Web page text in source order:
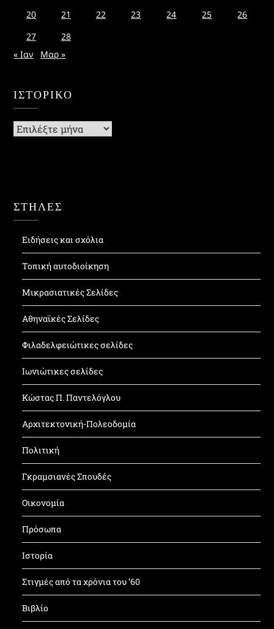
20
21 22 23 24 25
26
27
28
« Ιαν
Μαρ »
ΙΣΤΟΡΙΚΌ
Ιστορικό
ΣΤΗΛΕΣ
Ειδήσεις και σχόλια
Τοπική αυτοδιοίκηση
Μικρασιατικές Σελίδες
Αθηναϊκές Σελίδες
Φιλαδελφειώτικες σελίδες
Ιωνιώτικες σελίδες
Κώστας Π. Παντελόγλου
Αρχιτεκτονική-Πολεοδομία
Πολιτική
Γκραμσιανές Σπουδές
Οικονομία
Πρόσωπα
Ιστορία
Στιγμές από τα χρόνια του ’60
Βιβλίο